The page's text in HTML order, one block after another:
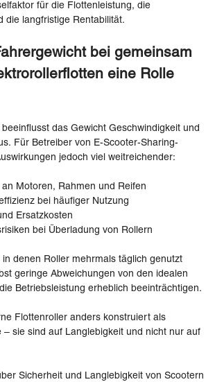
für die Flottenleistung, die
die langfristige Rentabilität.
bei gemeinsam
eine Rolle
das Gewicht Geschwindigkeit und
Für Betreiber von E-Scooter-Sharing-
jedoch viel weitreichender:
Motoren, Rahmen und Reifen
bei häufiger Nutzung
Ersatzkosten
bei Überladung von Rollern
in denen Roller mehrmals täglich genutzt
geringe Abweichungen von den idealen
Betriebsleistung erheblich beeinträchtigen.
Flottenroller anders konstruiert als
– sie sind auf Langlebigkeit und nicht nur auf
Sicherheit und Langlebigkeit von Scootern